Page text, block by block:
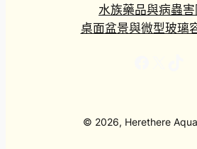
水族藥品與病蟲
桌面盆景與微型玻璃
© 2026, Herethere